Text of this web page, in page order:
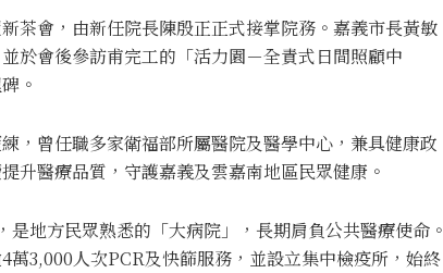
茶會，由新任院長陳殷正正式接掌院務。嘉義市長黃敏
於會後參訪甫完工的「活力園－全責式日間照顧中
。
，曾任職多家衛福部所屬醫院及醫學中心，兼具健康政
升醫療品質，守護嘉義及雲嘉南地區民眾健康。
地方民眾熟悉的「大病院」，長期肩負公共醫療使命。
3,000人次PCR及快篩服務，並設立集中檢疫所，始終